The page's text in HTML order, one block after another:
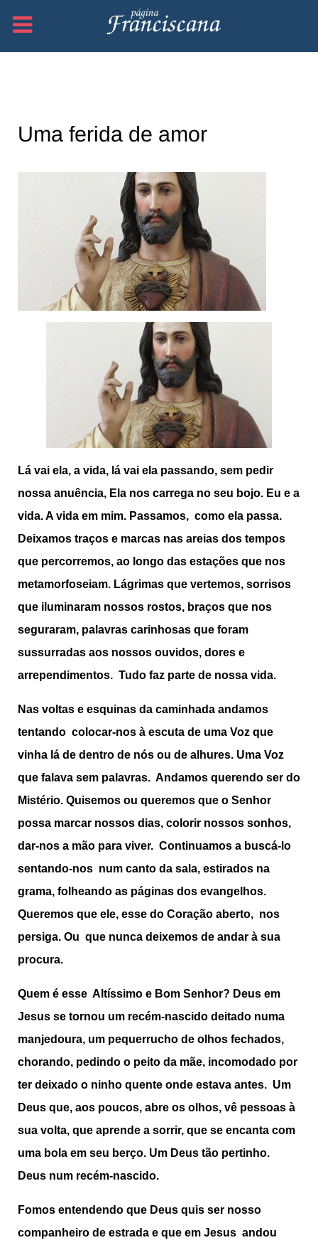
Uma ferida de amor
Lá vai ela, a vida, lá vai ela passando, sem pedir
nossa anuência, Ela nos carrega no seu bojo. Eu e a
vida. A vida em mim. Passamos, como ela passa.
Deixamos traços e marcas nas areias dos tempos
que percorremos, ao longo das estações que nos
metamorfoseiam. Lágrimas que vertemos, sorrisos
que iluminaram nossos rostos, braços que nos
seguraram, palavras carinhosas que foram
sussurradas aos nossos ouvidos, dores e
arrependimentos. Tudo faz parte de nossa vida.
Nas voltas e esquinas da caminhada andamos
tentando colocar-nos à escuta de uma Voz que
vinha lá de dentro de nós ou de alhures. Uma Voz
que falava sem palavras. Andamos querendo ser do
Mistério. Quisemos ou queremos que o Senhor
possa marcar nossos dias, colorir nossos sonhos,
dar-nos a mão para viver. Continuamos a buscá-lo
sentando-nos num canto da sala, estirados na
grama, folheando as páginas dos evangelhos.
Queremos que ele, esse do Coração aberto, nos
persiga. Ou que nunca deixemos de andar à sua
procura.
Quem é esse Altíssimo e Bom Senhor? Deus em
Jesus se tornou um recém-nascido deitado numa
manjedoura, um pequerrucho de olhos fechados,
chorando, pedindo o peito da mãe, incomodado por
ter deixado o ninho quente onde estava antes. Um
Deus que, aos poucos, abre os olhos, vê pessoas à
sua volta, que aprende a sorrir, que se encanta com
uma bola em seu berço. Um Deus tão pertinho.
Deus num recém-nascido.
Fomos entendendo que Deus quis ser nosso
companheiro de estrada e que em Jesus andou